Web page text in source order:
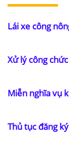
Lái xe công
Xử lý công
Miễn nghĩa vụ
Thủ tục đăng